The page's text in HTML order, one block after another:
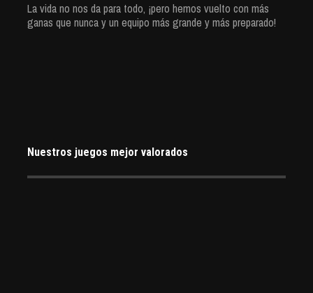
La vida no nos da para todo, ¡pero hemos vuelto con más
ganas que nunca y un equipo más grande y más preparado!
Nuestros juegos mejor valorados